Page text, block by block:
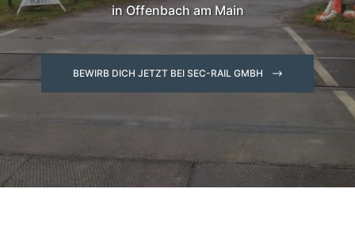
in Offenbach am Main
BEWIRB DICH JETZT BEI SEC-RAIL GMBH